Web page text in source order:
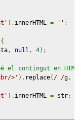
). innerHTML = '' ;
{
, null , 4);
contingut en HTML
>' ). replace( / /g ,
). innerHTML = str;